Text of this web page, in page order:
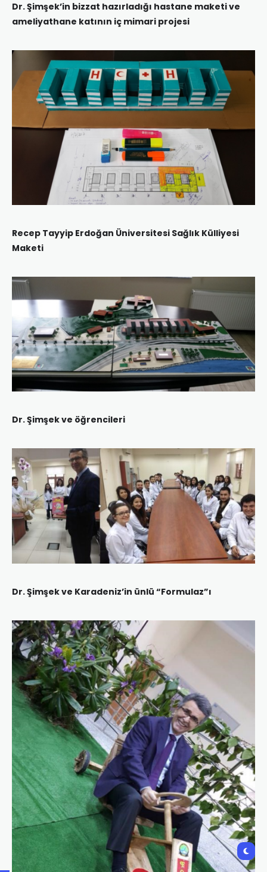
Dr. Şimşek’in bizzat hazırladığı hastane maketi ve
ameliyathane katının iç mimari projesi
Recep Tayyip Erdoğan Üniversitesi Sağlık Külliyesi
Maketi
Dr. Şimşek ve öğrencileri
Dr. Şimşek ve Karadeniz’in ünlü “Formulaz”ı